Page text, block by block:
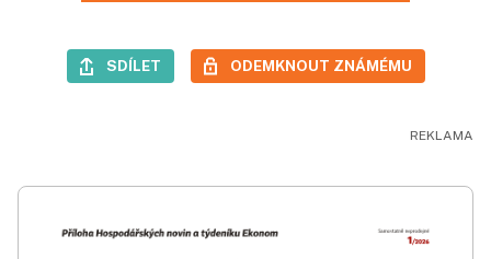
SDÍLET ODEMKNOUT ZNÁMÉMU